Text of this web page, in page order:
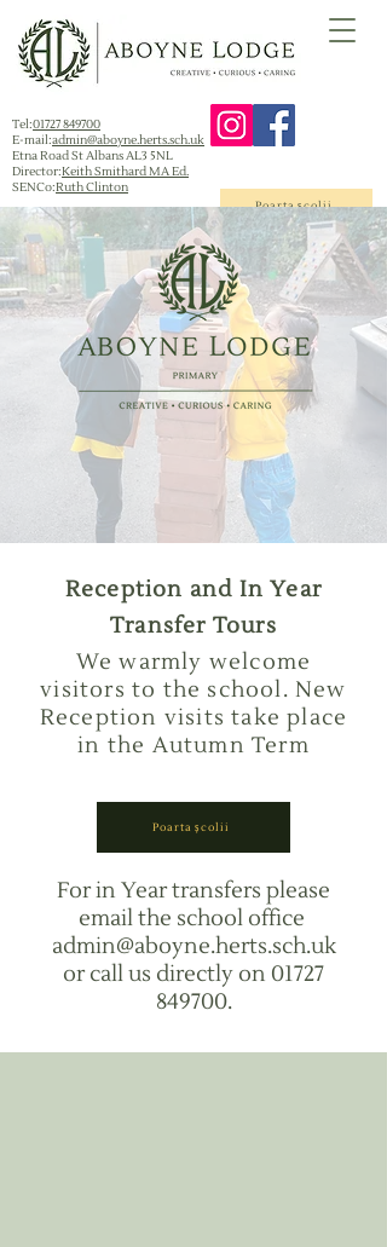
Tel:01727 849700
E-mail:admin@aboyne.herts.sch.uk
Etna Road St Albans AL3 5NL
Director:Keith Smithard MA Ed.
SENCo:Ruth Clinton
Poarta școlii
Reception and In Year
Transfer Tours​
We warmly welcome
visitors to the school. New
Reception visits take place
in the Autumn Term
Poarta școlii
For in Year transfers please
email the school office
admin@aboyne.herts.sch.uk
or call us directly on 01727
849700.